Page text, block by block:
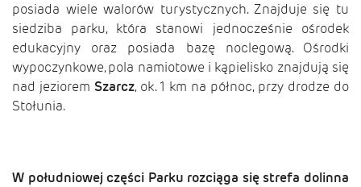
posiada wiele walorów turystycznych. Znajduje się tu
siedziba parku, która stanowi jednocześnie ośrodek
edukacyjny oraz posiada bazę noclegową. Ośrodki
wypoczynkowe, pola namiotowe i kąpielisko znajdują się
nad jezioremSzarcz, ok. 1 km na północ, przy drodze do
Stołunia.
W południowej części Parku rozciąga się strefa dolinna